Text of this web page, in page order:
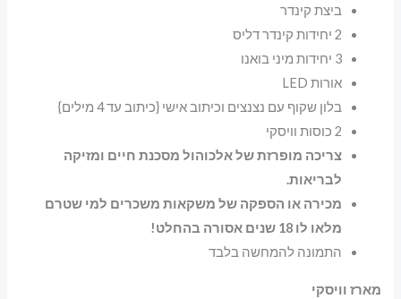
ביצת קינדר
2 יחידות קינדר דליס
3 יחידות מיני בואנו
אורות LED
בלון שקוף עם נצנצים וכיתוב אישי {כיתוב עד 4 מילים}
2 כוסות וויסקי
צריכה מופרזת של אלכוהול מסכנת חיים ומזיקה
לבריאות.
מכירה או הספקה של משקאות משכרים למי שטרם
מלאו לו 18 שנים אסורה בהחלט!
התמונה להמחשה בלבד
מארז וויסקי